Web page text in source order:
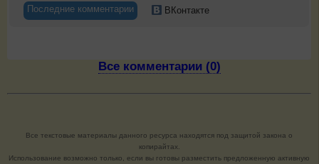
Последние комментарии ВКонтакте
Все комментарии (0)
Все текстовые материалы данного ресурса находятся под защитой закона о
копирайтах.
Использование возможно только, если вы готовы разместить предложенную активную